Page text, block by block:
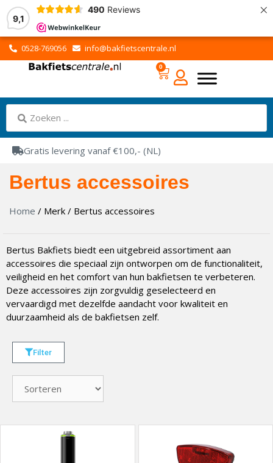
9,1
490 Reviews ×
0528-769056 info@bakfietscentrale.nl
0
Gratis levering vanaf €100,- (NL)
Bertus accessoires
Home / Merk / Bertus accessoires
Bertus Bakfiets biedt een uitgebreid assortiment aan
accessoires die speciaal zijn ontworpen om de functionaliteit,
veiligheid en het comfort van hun bakfietsen te verbeteren.
Deze accessoires zijn zorgvuldig geselecteerd en
vervaardigd met dezelfde aandacht voor kwaliteit en
duurzaamheid als de bakfietsen zelf.
Filter